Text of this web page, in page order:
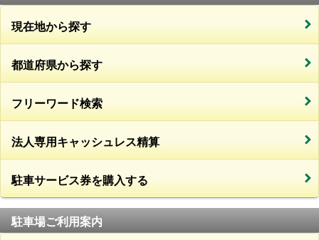
現在地から探す
都道府県から探す
フリーワード検索
法人専用キャッシュレス精算
駐車サービス券を購入する
駐車場ご利用案内